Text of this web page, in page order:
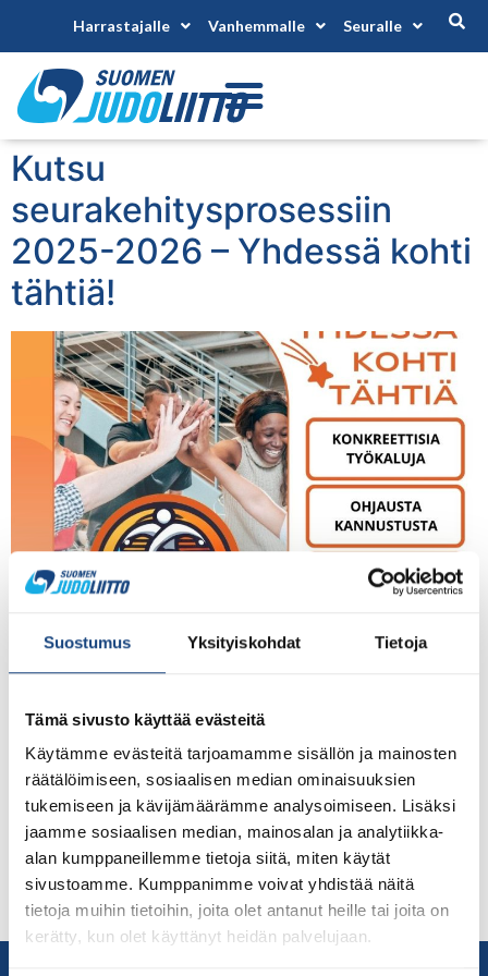
Suostumus Yksityiskohdat Tietoja
Tämä sivusto käyttää evästeitä
Käytämme evästeitä tarjoamamme sisällön ja mainosten
räätälöimiseen, sosiaalisen median ominaisuuksien
tukemiseen ja kävijämäärämme analysoimiseen. Lisäksi
jaamme sosiaalisen median, mainosalan ja analytiikka-
alan kumppaneillemme tietoja siitä, miten käytät
sivustoamme. Kumppanimme voivat yhdistää näitä
tietoja muihin tietoihin, joita olet antanut heille tai joita on
kerätty, kun olet käyttänyt heidän palvelujaan.
Harrastajalle Vanhemmalle Seuralle
Kutsu
seurakehitysprosessiin
2025-2026 – Yhdessä kohti
tähtiä!
Vuoden mittainen Seurakehitysprosessi vie seuraanne
teille sopivin askelin. Prosessissa seura ei jää yksin,
vaan saa yksilöllistä ja asiantuntevaa ohjausta, työkaluja
ja vertaistukea koko matkan ajan. Mukaan lähtevien
seurojen toiminnan laatu paranee, ja se näkyy
suunnitelmallisempana toimintana, tyytyväisempinä
harrastajina ja motivoituneempina seuratoimijoina. Miksi
seuran kannattaa osallistua? Rakenne ja selkeä
kehityssuunta – […]